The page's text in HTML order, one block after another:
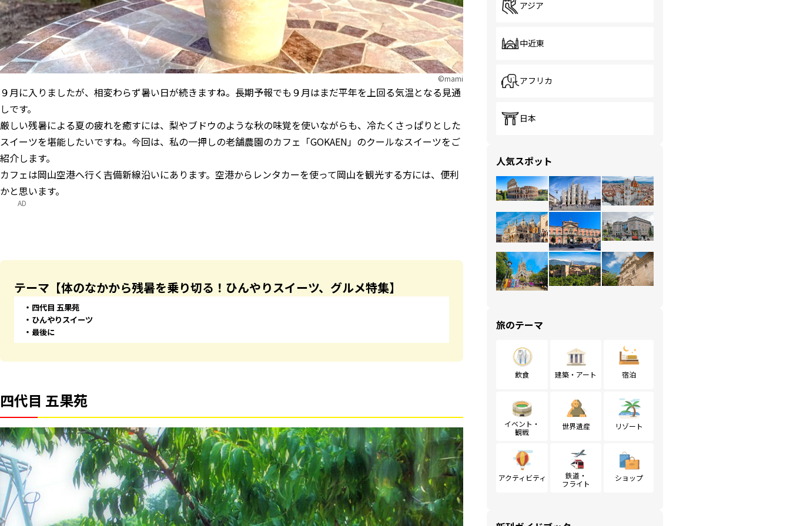
©mami
９月に入りましたが、相変わらず暑い日が続きますね。長期予報でも９月はまだ平年を上回る気温となる見通
しです。
厳しい残暑による夏の疲れを癒すには、梨やブドウのような秋の味覚を使いながらも、冷たくさっぱりとした
スイーツを堪能したいですね。今回は、私の一押しの老舗農園のカフェ「GOKAEN」のクールなスイーツをご
紹介します。
カフェは岡山空港へ行く吉備新線沿いにあります。空港からレンタカーを使って岡山を観光する方には、便利
かと思います。
AD
テーマ【体のなかから残暑を乗り切る！ひんやりスイーツ、グルメ特集】
四代目 五果苑
ひんやりスイーツ
最後に
四代目 五果苑
アジア
中近東
アフリカ
日本
人気スポット
旅のテーマ
飲食 建築・アート 宿泊
イベント・
観戦
世界遺産 リゾート
アクティビティ
鉄道・
フライト
ショップ